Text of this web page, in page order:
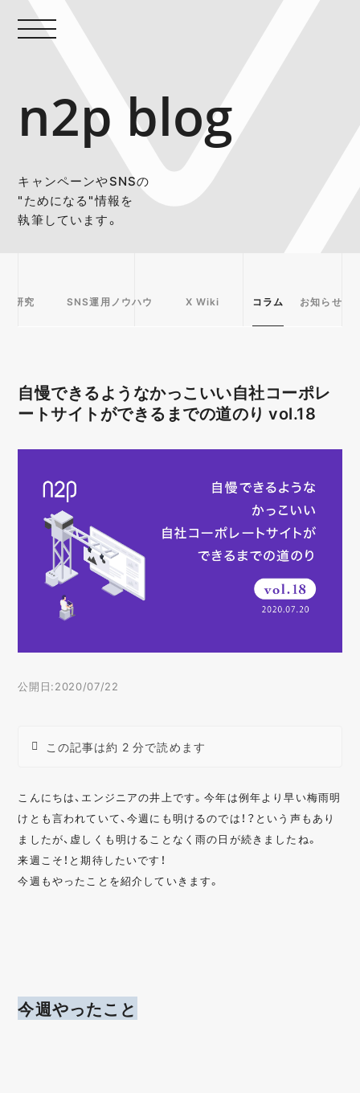
n2p blog
キャンペーンやSNSの
"ためになる"情報を
執筆しています。
研究 SNS運用ノウハウ X Wiki コラム お知らせ
自慢できるようなかっこいい自社コーポレ
ートサイトができるまでの道のり vol.18
公開日:2020/07/22
この記事は約 2 分で読めます
こんにちは、エンジニアの井上です。今年は例年より早い梅雨明
けとも言われていて、今週にも明けるのでは！？という声もあり
ましたが、虚しくも明けることなく雨の日が続きましたね。
来週こそ！と期待したいです！
今週もやったことを紹介していきます。
今週やったこと